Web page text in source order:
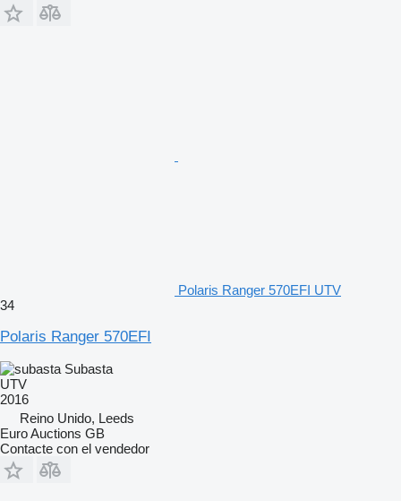
Polaris Ranger 570EFI UTV
34
Polaris Ranger 570EFI
Subasta
UTV
2016
Reino Unido, Leeds
Euro Auctions GB
Contacte con el vendedor